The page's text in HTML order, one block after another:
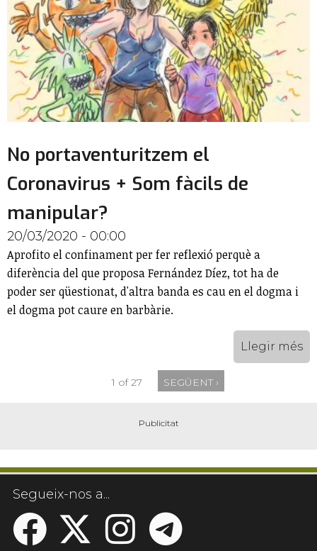
No portaventuritzem el
Coronavirus + Som fàcils de
manipular?
20/03/2020 - 00:00
Aprofito el confinament per fer reflexió perquè a
diferència del que proposa Fernández Díez, tot ha de
poder ser qüestionat, d'altra banda es cau en el dogma i
el dogma pot caure en barbàrie.
Llegir més
1 of 27 SEGÜENT ›
Segueix-nos a...